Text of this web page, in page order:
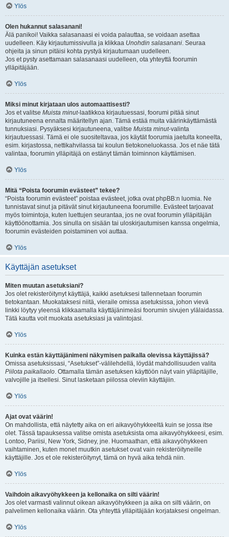
Ylös
Olen hukannut salasanani!
Älä panikoi! Vaikka salasanaasi ei voida palauttaa, se voidaan asettaa
uudelleen. Käy kirjautumissivulla ja klikkaa Unohdin salasanani. Seuraa
ohjeita ja sinun pitäisi kohta pystyä kirjautumaan uudelleen.
Jos et pysty asettamaan salasanaasi uudelleen, ota yhteyttä foorumin
ylläpitäjään.
Ylös
Miksi minut kirjataan ulos automaattisesti?
Jos et valitse Muista minut-laatikkoa kirjautuessasi, foorumi pitää sinut
kirjautuneena ennalta määritellyn ajan. Tämä estää muita väärinkäyttämästä
tunnuksiasi. Pysyäksesi kirjautuneena, valitse Muista minut-valinta
kirjautuessasi. Tämä ei ole suositeltavaa, jos käytät foorumia jaetulta koneelta,
esim. kirjastossa, nettikahvilassa tai koulun tietokoneluokassa. Jos et näe tätä
valintaa, foorumin ylläpitäjä on estänyt tämän toiminnon käyttämisen.
Ylös
Mitä “Poista foorumin evästeet” tekee?
“Poista foorumin evästeet” poistaa evästeet, jotka ovat phpBB:n luomia. Ne
tunnistavat sinut ja pitävät sinut kirjautuneena foorumille. Evästeet tarjoavat
myös toimintoja, kuten luettujen seurantaa, jos ne ovat foorumin ylläpitäjän
käyttöönottamia. Jos sinulla on sisään tai uloskirjautumisen kanssa ongelmia,
foorumin evästeiden poistaminen voi auttaa.
Ylös
Käyttäjän asetukset
Miten muutan asetuksiani?
Jos olet rekisteröitynyt käyttäjä, kaikki asetuksesi tallennetaan foorumin
tietokantaan. Muokataksesi niitä, vieraile omissa asetuksissa, johon vievä
linkki löytyy yleensä klikkaamalla käyttäjänimeäsi foorumin sivujen ylälaidassa.
Tätä kautta voit muokata asetuksiasi ja valintojasi.
Ylös
Kuinka estän käyttäjänimeni näkymisen paikalla olevissa käyttäjissä?
Omissa asetuksissasi, “Asetukset”-välilehdellä, löydät mahdollisuuden valita
Piilota paikallaolo. Ottamalla tämän asetuksen käyttöön näyt vain ylläpitäjille,
valvojille ja itsellesi. Sinut lasketaan piilossa oleviin käyttäjiin.
Ylös
Ajat ovat väärin!
On mahdollista, että näytetty aika on eri aikavyöhykkeeltä kuin se jossa itse
olet. Tässä tapauksessa valitse omista asetuksista oma aikavyöhykkeesi, esim.
Lontoo, Pariisi, New York, Sidney, jne. Huomaathan, että aikavyöhykkeen
vaihtaminen, kuten monet muutkin asetukset ovat vain rekisteröityneille
käyttäjille. Jos et ole rekisteröitynyt, tämä on hyvä aika tehdä niin.
Ylös
Vaihdoin aikavyöhykkeen ja kellonaika on silti väärin!
Jos olet varmasti valinnut oikean aikavyöhykkeen ja aika on silti väärin, on
palvelimen kellonaika väärin. Ota yhteyttä ylläpitäjään korjataksesi ongelman.
Ylös